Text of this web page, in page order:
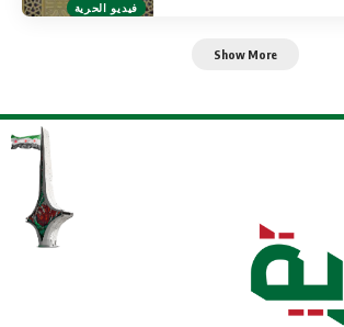
فيديو الحرية
Show More